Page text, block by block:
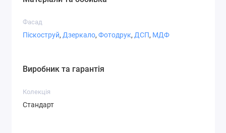
Фасад
Піскоструй, Дзеркало, Фотодрук, ДСП, МДФ
Виробник та гарантія
Колекція
Стандарт